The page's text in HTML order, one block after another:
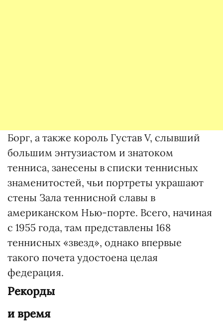
Борг, а также король Густав V, слывший
большим энтузиастом и знатоком
тенниса, занесены в списки теннисных
знаменитостей, чьи портреты украшают
стены Зала теннисной славы в
американском Нью-порте. Всего, начиная
с 1955 года, там представлены 168
теннисных «звезд», однако впервые
такого почета удостоена целая
федерация.
Рекорды
и время